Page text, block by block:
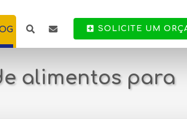
SOLICITE UM
alimentos para